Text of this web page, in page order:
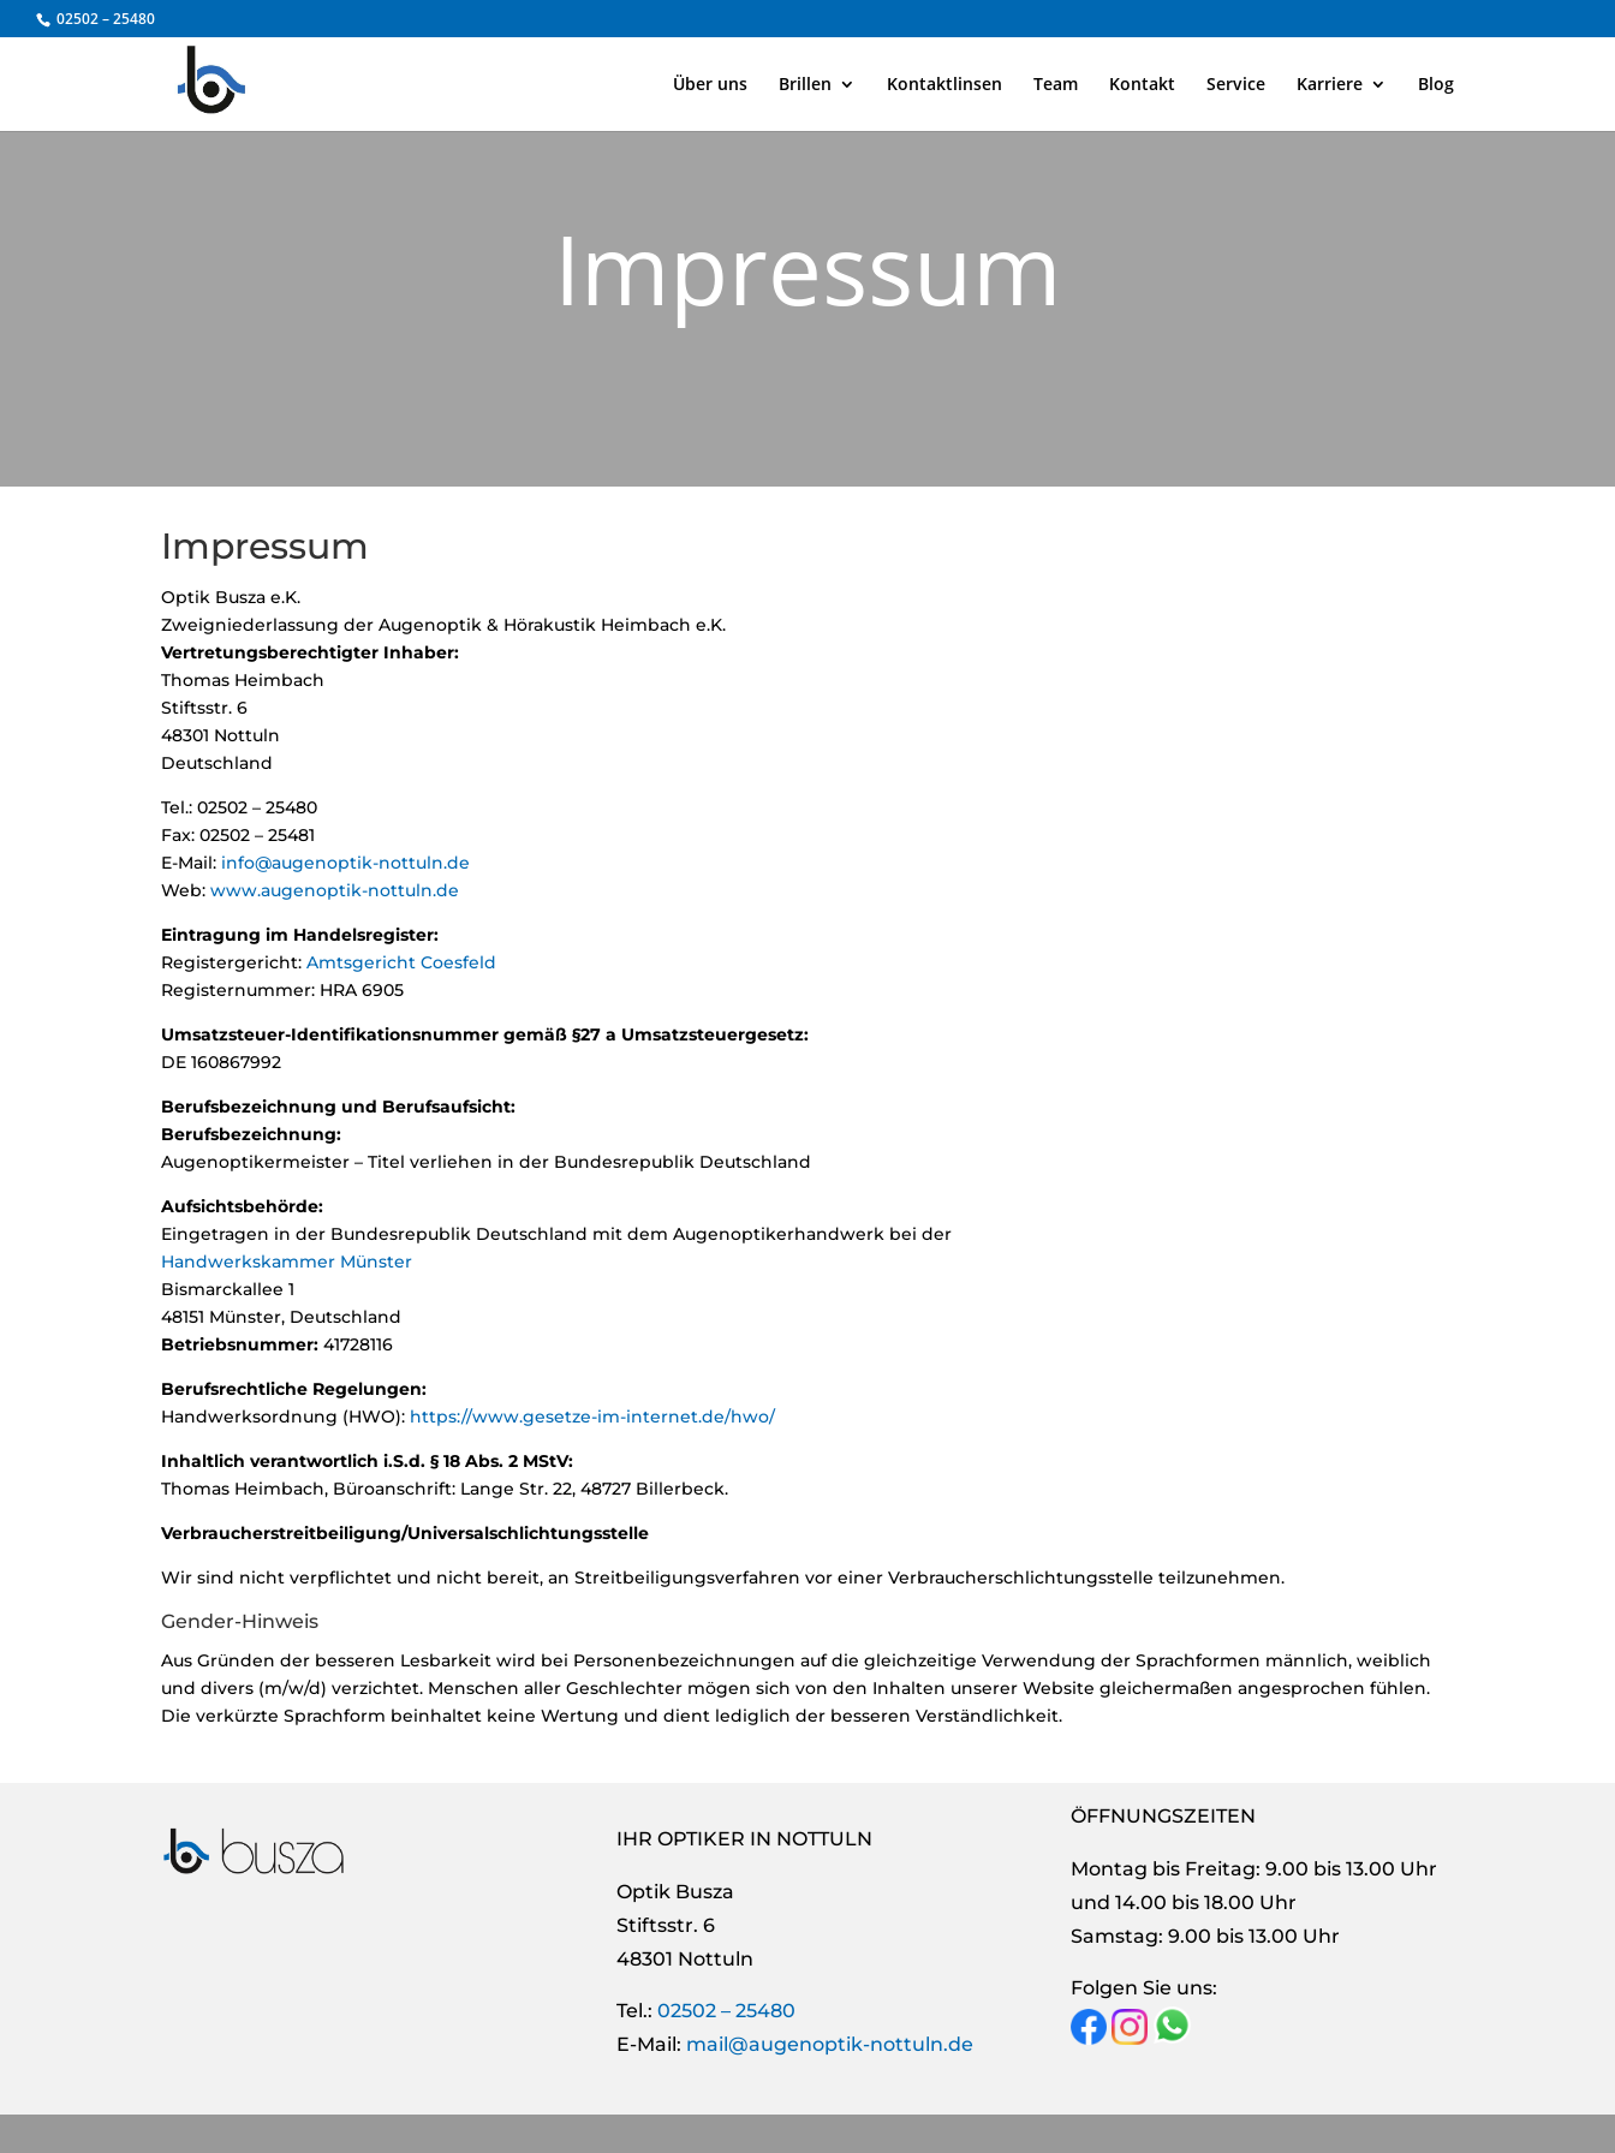
Inhalt
02502 – 25480
Über uns Brillen Kontaktlinsen Team Kontakt Service Karriere Blog
Impressum
Impressum
Optik Busza e.K.
Zweigniederlassung der Augenoptik & Hörakustik Heimbach e.K.
Vertretungsberechtigter Inhaber:
Thomas Heimbach
Stiftsstr. 6
48301 Nottuln
Deutschland
Tel.: 02502 – 25480
Fax: 02502 – 25481
E-Mail: info@augenoptik-nottuln.de
Web:www.augenoptik-nottuln.de
Eintragung im Handelsregister:
Registergericht:Amtsgericht Coesfeld
Registernummer: HRA 6905
Umsatzsteuer-Identifikationsnummer gemäß §27 a Umsatzsteuergesetz:
DE 160867992
Berufsbezeichnung und Berufsaufsicht:
Berufsbezeichnung:
Augenoptikermeister – Titel verliehen in der Bundesrepublik Deutschland
Aufsichtsbehörde:
Eingetragen in der Bundesrepublik Deutschland mit dem Augenoptikerhandwerk bei der
Handwerkskammer Münster
Bismarckallee 1
48151 Münster, Deutschland
Betriebsnummer: 41728116
Berufsrechtliche Regelungen:
Handwerksordnung (HWO): https://www.gesetze-im-internet.de/hwo/
Inhaltlich verantwortlich i.S.d. § 18 Abs. 2 MStV:
Thomas Heimbach, Büroanschrift: Lange Str. 22, 48727 Billerbeck.
Verbraucher­streit­beiligung/Universal­schlichtungs­stelle
Wir sind nicht verpflichtet und nicht bereit, an Streitbeiligungsverfahren vor einer Verbraucherschlichtungsstelle teilzunehmen.
Gender-Hinweis
Aus Gründen der besseren Lesbarkeit wird bei Personenbezeichnungen auf die gleichzeitige Verwendung der Sprachformen männlich, weiblich
und divers (m/w/d) verzichtet. Menschen aller Geschlechter mögen sich von den Inhalten unserer Website gleichermaßen angesprochen fühlen.
Die verkürzte Sprachform beinhaltet keine Wertung und dient lediglich der besseren Verständlichkeit.
IHR OPTIKER IN NOTTULN
Optik Busza
Stiftsstr. 6
48301 Nottuln
Tel.: 02502 – 25480
E-Mail: mail@augenoptik-nottuln.de
ÖFFNUNGSZEITEN
Montag bis Freitag: 9.00 bis 13.00 Uhr
und 14.00 bis 18.00 Uhr
Samstag: 9.00 bis 13.00 Uhr
Folgen Sie uns: